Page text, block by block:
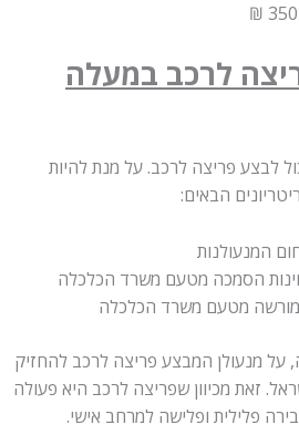
לרכב במעלה
פריצה לרכב. על מנת להיות
הבאים:
הסמכה מטעם משרד הכלכלה
מטעם משרד הכלכלה
המבצע פריצה לרכב להחזיק
מכיוון שפריצה לרכב היא פעולה
ופלישה למרחב אישי.